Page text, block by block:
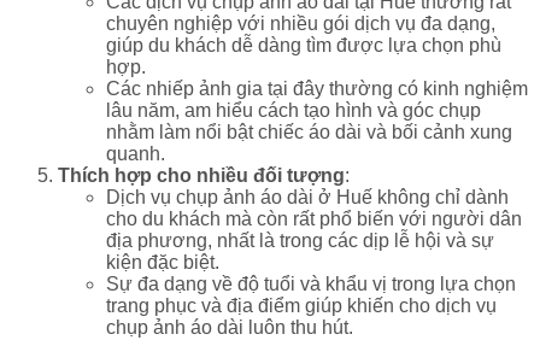
chuyên nghiệp với nhiều gói dịch vụ đa dạng,
giúp du khách dễ dàng tìm được lựa chọn phù
hợp.
Các nhiếp ảnh gia tại đây thường có kinh nghiệm
lâu năm, am hiểu cách tạo hình và góc chụp
nhằm làm nổi bật chiếc áo dài và bối cảnh xung
quanh.
Thích hợp cho nhiều đối tượng:
Dịch vụ chụp ảnh áo dài ở Huế không chỉ dành
cho du khách mà còn rất phổ biến với người dân
địa phương, nhất là trong các dịp lễ hội và sự
kiện đặc biệt.
Sự đa dạng về độ tuổi và khẩu vị trong lựa chọn
trang phục và địa điểm giúp khiến cho dịch vụ
chụp ảnh áo dài luôn thu hút.